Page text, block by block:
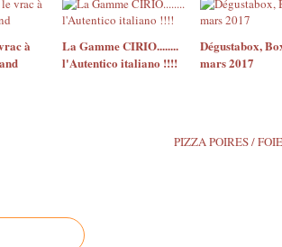
à
La Gamme CIRIO........
l'Autentico italiano !!!!
Dégustabox,
mars 2017
PIZZA POIRES /